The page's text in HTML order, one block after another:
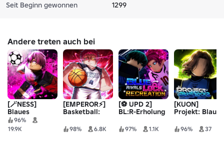
Seit Beginn gewonnen
1299
Andere treten auch bei
[🪄NESS]
Blaues
Schloss:
Rivalen
96%
19.9K
[EMPEROR⚡]
Basketball:
98% 6.8K
[⚽ UPD 2]
BL:R-Erholung
97% 1.1K
[KUON]
Projekt: Blaues
96% 37